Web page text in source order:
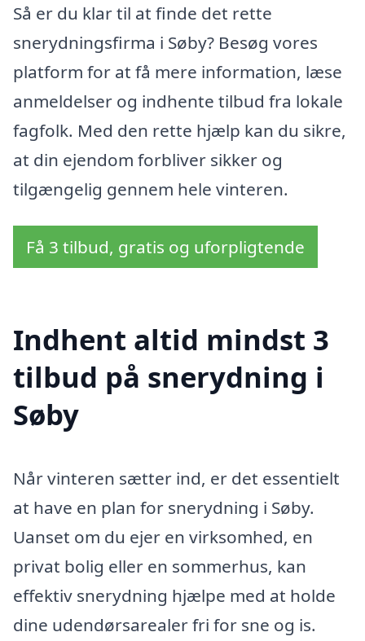
Så er du klar til at finde det rette
snerydningsfirma i Søby? Besøg vores
platform for at få mere information, læse
anmeldelser og indhente tilbud fra lokale
fagfolk. Med den rette hjælp kan du sikre,
at din ejendom forbliver sikker og
tilgængelig gennem hele vinteren.
Få 3 tilbud, gratis og uforpligtende
Indhent altid mindst 3
tilbud på snerydning i
Søby
Når vinteren sætter ind, er det essentielt
at have en plan for snerydning i Søby.
Uanset om du ejer en virksomhed, en
privat bolig eller en sommerhus, kan
effektiv snerydning hjælpe med at holde
dine udendørsarealer fri for sne og is.